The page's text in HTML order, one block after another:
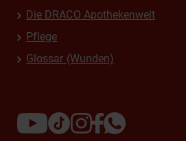
Die DRACO Apothekenwelt
Pflege
Glossar (Wunden)